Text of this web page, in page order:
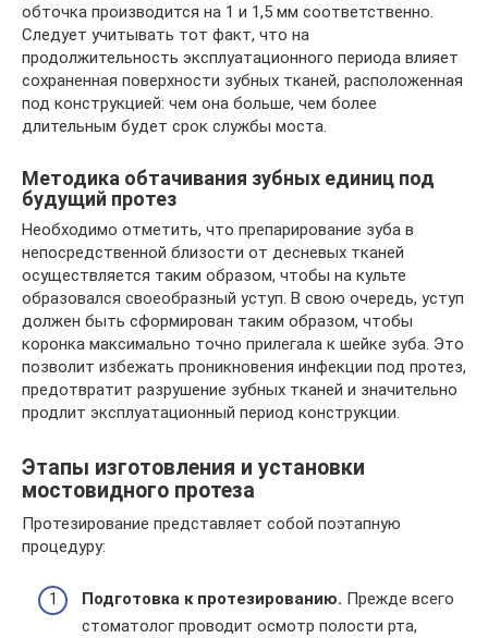
обточка производится на 1 и 1,5 мм соответственно.
Следует учитывать тот факт, что на
продолжительность эксплуатационного периода влияет
сохраненная поверхности зубных тканей, расположенная
под конструкцией: чем она больше, чем более
длительным будет срок службы моста.
Методика обтачивания зубных единиц под
будущий протез
Необходимо отметить, что препарирование зуба в
непосредственной близости от десневых тканей
осуществляется таким образом, чтобы на культе
образовался своеобразный уступ. В свою очередь, уступ
должен быть сформирован таким образом, чтобы
коронка максимально точно прилегала к шейке зуба. Это
позволит избежать проникновения инфекции под протез,
предотвратит разрушение зубных тканей и значительно
продлит эксплуатационный период конструкции.
Этапы изготовления и установки
мостовидного протеза
Протезирование представляет собой поэтапную
процедуру:
Подготовка к протезированию. Прежде всего
стоматолог проводит осмотр полости рта,